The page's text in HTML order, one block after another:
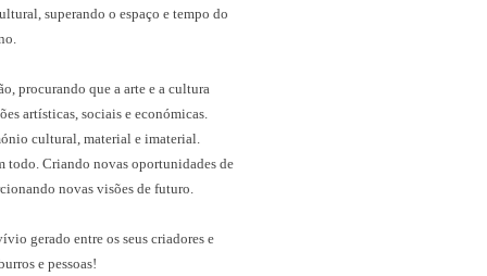
superando o espaço e tempo do
procurando que a arte e a cultura
artísticas, sociais e económicas.
cultural, material e imaterial.
todo. Criando novas oportunidades de
novas visões de futuro.
gerado entre os seus criadores e
e pessoas!